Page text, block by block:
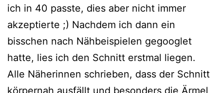
ich in 40 passte, dies aber nicht immer
akzeptierte ;) Nachdem ich dann ein
bisschen nach Nähbeispielen gegooglet
hatte, lies ich den Schnitt erstmal liegen.
Alle Näherinnen schrieben, dass der Schnitt
körpernah ausfällt und besonders die Ärmel